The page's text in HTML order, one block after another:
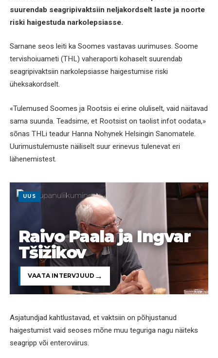
suurendab seagripivaktsiin neljakordselt laste ja noorte
riski haigestuda narkolepsiasse.
Sarnane seos leiti ka Soomes vastavas uurimuses. Soome
tervishoiuameti (THL) vaheraporti kohaselt suurendab
seagripivaktsiin narkolepsiasse haigestumise riski
üheksakordselt.
«Tulemused Soomes ja Rootsis ei erine oluliselt, vaid näitavad
sama suunda. Teadsime, et Rootsist on taolist infot oodata,»
sõnas THLi teadur Hanna Nohynek Helsingin Sanomatele.
Uurimustulemuste näiliselt suur erinevus tulenevat eri
lähenemistest.
UUS
Raivo Paala ja Ingvar
Tšižikov
VAATA INTERVJUUD
Asjatundjad kahtlustavad, et vaktsiin on põhjustanud
haigestumist vaid seoses mõne muu teguriga nagu näiteks
seagripp või enteroviirus.